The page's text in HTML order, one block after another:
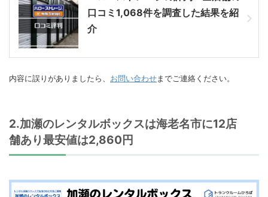
口コミ1,068件を調査した結果を紹
介
内容に誤りがありましたら、 お問い合わせまでご連絡ください。
2.加瀬のレンタルボックスは海老名市に12店
舗あり最安値は2,860円